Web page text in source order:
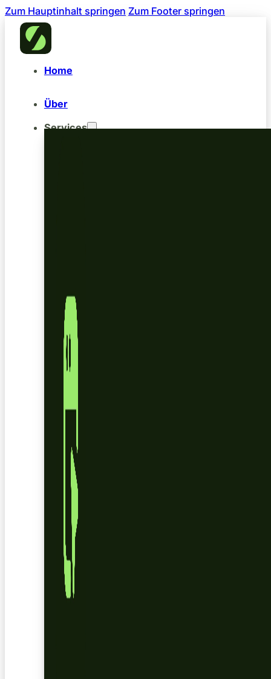
Zum Hauptinhalt springen Zum Footer springen
Home
Über
Services